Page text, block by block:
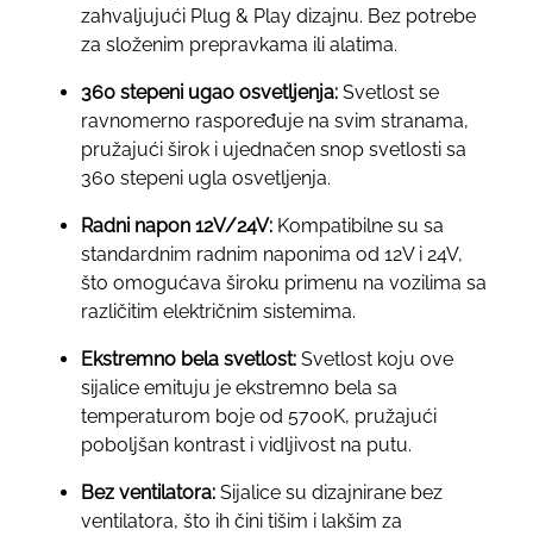
zahvaljujući Plug & Play dizajnu. Bez potrebe
za složenim prepravkama ili alatima.
360 stepeni ugao osvetljenja: Svetlost se
ravnomerno raspoređuje na svim stranama,
pružajući širok i ujednačen snop svetlosti sa
360 stepeni ugla osvetljenja.
Radni napon 12V/24V: Kompatibilne su sa
standardnim radnim naponima od 12V i 24V,
što omogućava široku primenu na vozilima sa
različitim električnim sistemima.
Ekstremno bela svetlost: Svetlost koju ove
sijalice emituju je ekstremno bela sa
temperaturom boje od 5700K, pružajući
poboljšan kontrast i vidljivost na putu.
Bez ventilatora: Sijalice su dizajnirane bez
ventilatora, što ih čini tišim i lakšim za